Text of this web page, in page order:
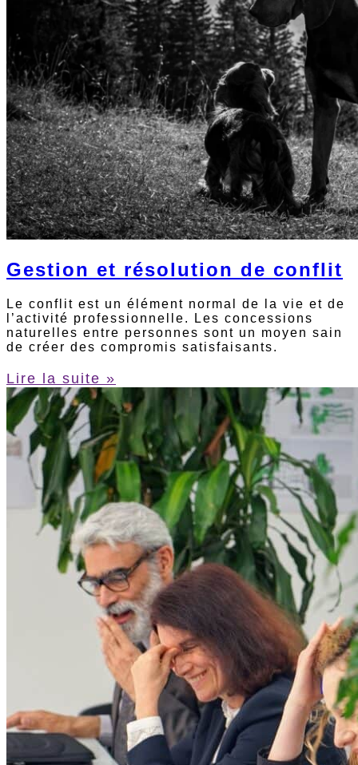
Gestion et résolution de conflit
Le conflit est un élément normal de la vie et de
l’activité professionnelle. Les concessions
naturelles entre personnes sont un moyen sain
de créer des compromis satisfaisants.
Lire la suite »